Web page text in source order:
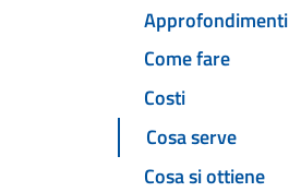
Approfondimenti
Come fare
Costi
Cosa serve
Cosa si ottiene